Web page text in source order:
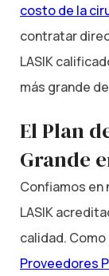
costo de la
contratar
LASIK
más grande
El Plan
Grande
Confiamos
LASIK
calidad.
Proveedores